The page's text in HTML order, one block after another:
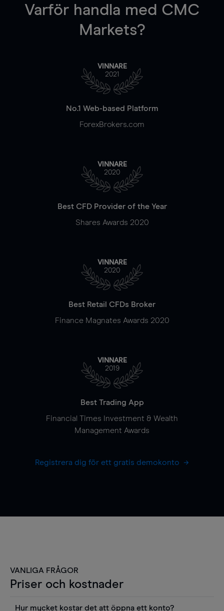
Varför handla med CMC
Markets?
VINNARE
2021
No.1 Web-based Platform
ForexBrokers.com
VINNARE
2020
Best CFD Provider of the Year
Shares Awards 2020
VINNARE
2020
Best Retail CFDs Broker
Finance Magnates Awards 2020
VINNARE
2019
Best Trading App
Financial Times Investment & Wealth
Management Awards
Registrera dig för ett gratis demokonto
VANLIGA FRÅGOR
Priser och kostnader
Hur mycket kostar det att öppna ett konto?